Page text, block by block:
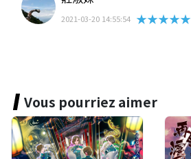
2021-03-20 14:55:54 ★★★★★
Vous pourriez aimer